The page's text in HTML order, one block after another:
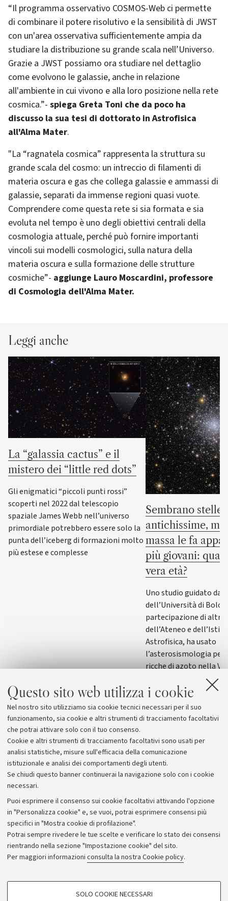
Questo sito web utilizza i cookie
Nel nostro sito utilizziamo sia cookie tecnici necessari per il suo
funzionamento, sia cookie e altri strumenti di tracciamento facoltativi
che potrai attivare solo con il tuo consenso.
Cookie e altri strumenti di tracciamento facoltativi sono usati per
analisi statistiche, misure sull'efficacia della comunicazione
istituzionale e analisi dei comportamenti degli utenti.
Se chiudi questo banner continuerai la navigazione solo con i cookie
necessari.
Puoi esprimere il consenso sui cookie facoltativi attivando l'opzione
in "Personalizza cookie" e, se vuoi, potrai esprimere consensi più
specifici in "Mostra cookie di profilazione".
Potrai sempre rivedere le tue scelte e verificare lo stato dei consensi
rientrando nella sezione "Impostazione cookie" del sito.
Per maggiori informazioni consulta la nostra Cookie policy.
COOKIE DI PROFILAZIONE - FACOLTATIVI
SOLO COOKIE NECESSARI
“Il programma osservativo COSMOS-Web ci permette
di combinare il potere risolutivo e la sensibilità di JWST
con un'area osservativa sufficientemente ampia da
studiare la distribuzione su grande scala nell’Universo.
Grazie a JWST possiamo ora studiare nel dettaglio
come evolvono le galassie, anche in relazione
all'ambiente in cui vivono e alla loro posizione nella rete
cosmica.”- spiega Greta Toni che da poco ha
discusso la sua tesi di dottorato in Astrofisica
all'Alma Mater.
"La “ragnatela cosmica” rappresenta la struttura su
grande scala del cosmo: un intreccio di filamenti di
materia oscura e gas che collega galassie e ammassi di
galassie, separati da immense regioni quasi vuote.
Comprendere come questa rete si sia formata e sia
evoluta nel tempo è uno degli obiettivi centrali della
cosmologia attuale, perché può fornire importanti
vincoli sui modelli cosmologici, sulla natura della
materia oscura e sulla formazione delle strutture
cosmiche”- aggiunge Lauro Moscardini, professore
di Cosmologia dell'Alma Mater.
Leggi anche
La “galassia cactus” e il
mistero dei “little red dots”
Gli enigmatici “piccoli punti rossi”
scoperti nel 2022 dal telescopio
spaziale James Webb nell’universo
primordiale potrebbero essere solo la
punta dell’iceberg di formazioni molto
più estese e complesse
Sembrano stelle
antichissime,
massa le fa
più giovani: qual
vera età?
Uno studio guidato da
dell’Università di
partecipazione di altri
dell’Ateneo e
Astrofisica, ha usato
l’asterosismologia
ricche di azoto nella
hanno masse
normale evoluzione in
globulari: la loro
puzzle
Archivio
Comunicati stampa
Redazione
Rassegna stampa